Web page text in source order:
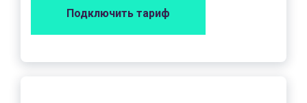
Подключить тариф